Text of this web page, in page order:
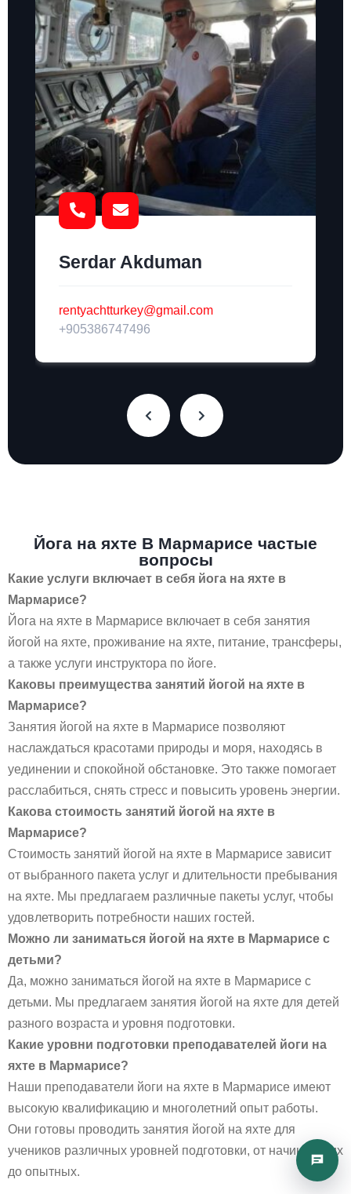
Serdar Akduman
rentyachtturkey@gmail.com
+905386747496
Йога на яхте В Мармарисе частые
вопросы
Какие услуги включает в себя йога на яхте в
Мармарисе?
Йога на яхте в Мармарисе включает в себя занятия
йогой на яхте, проживание на яхте, питание, трансферы,
а также услуги инструктора по йоге.
Каковы преимущества занятий йогой на яхте в
Мармарисе?
Занятия йогой на яхте в Мармарисе позволяют
наслаждаться красотами природы и моря, находясь в
уединении и спокойной обстановке. Это также помогает
расслабиться, снять стресс и повысить уровень энергии.
Какова стоимость занятий йогой на яхте в
Мармарисе?
Стоимость занятий йогой на яхте в Мармарисе зависит
от выбранного пакета услуг и длительности пребывания
на яхте. Мы предлагаем различные пакеты услуг, чтобы
удовлетворить потребности наших гостей.
Можно ли заниматься йогой на яхте в Мармарисе с
детьми?
Да, можно заниматься йогой на яхте в Мармарисе с
детьми. Мы предлагаем занятия йогой на яхте для детей
разного возраста и уровня подготовки.
Какие уровни подготовки преподавателей йоги на
яхте в Мармарисе?
Наши преподаватели йоги на яхте в Мармарисе имеют
высокую квалификацию и многолетний опыт работы.
Они готовы проводить занятия йогой на яхте для
учеников различных уровней подготовки, от начинающих
до опытных.